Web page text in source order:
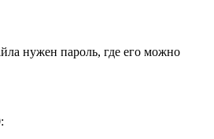
нужен пароль, где его можно
: